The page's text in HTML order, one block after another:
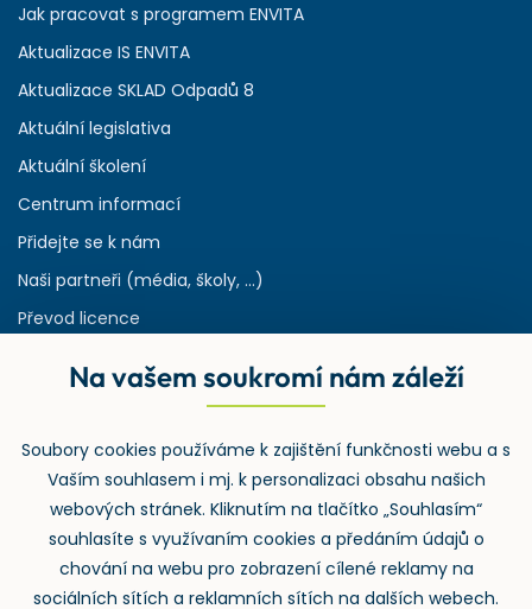
Jak pracovat s programem ENVITA
Aktualizace IS ENVITA
Aktualizace SKLAD Odpadů 8
Aktuální legislativa
Aktuální školení
Centrum informací
Přidejte se k nám
Naši partneři (média, školy, ...)
Převod licence
Rejstřík používaných zkratek v odpadech
Zpětný odběr
Na vašem soukromí nám záleží
Soubory cookies používáme k zajištění funkčnosti webu a s
Vaším souhlasem i mj. k personalizaci obsahu našich
webových stránek. Kliknutím na tlačítko „Souhlasím“
souhlasíte s využívaním cookies a předáním údajů o
chování na webu pro zobrazení cílené reklamy na
sociálních sítích a reklamních sítích na dalších webech.